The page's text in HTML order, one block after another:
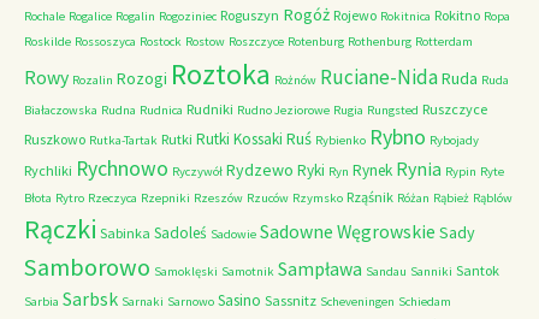
Rochale Rogalice Rogalin Rogoziniec Roguszyn Rogóż Rojewo Rokitnica Rokitno Ropa
Roskilde Rossoszyca Rostock Rostow Roszczyce Rotenburg Rothenburg Rotterdam
Rowy Rozalin Rozogi Roztoka Rożnów Ruciane-NidaRuda Ruda
Białaczowska Rudna Rudnica Rudniki Rudno Jeziorowe Rugia Rungsted Ruszczyce
Ruszkowo Rutka-Tartak Rutki Rutki Kossaki Ruś Rybienko Rybno Rybojady
Rychliki Rychnowo Ryczywół Rydzewo Ryki Ryn Rynek Rynia Rypin Ryte
Błota Rytro Rzeczyca Rzepniki Rzeszów Rzuców Rzymsko Rząśnik Różan Rąbież Rąblów
Rączki Sabinka Sadoleś Sadowie Sadowne Węgrowskie Sady
Samborowo Samoklęski Samotnik Sampława Sandau Sanniki Santok
Sarbia Sarbsk Sarnaki Sarnowo Sasino Sassnitz Scheveningen Schiedam